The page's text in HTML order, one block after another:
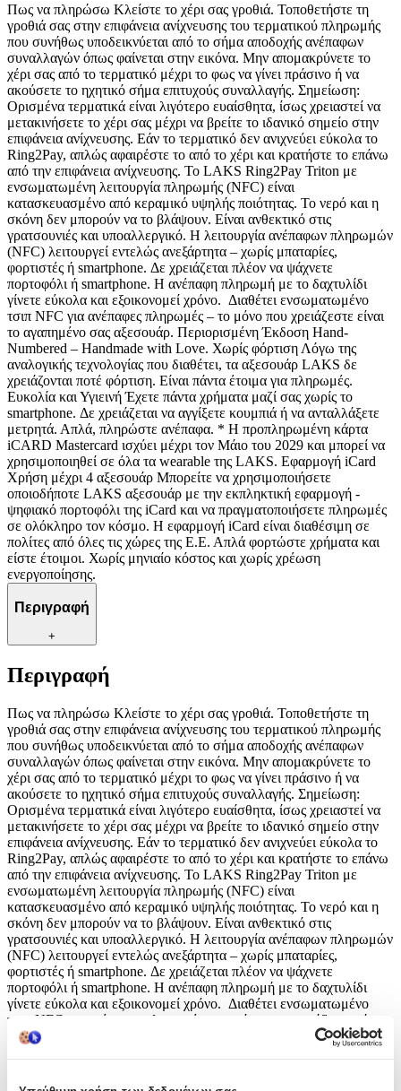
Πως να πληρώσω Κλείστε το χέρι σας γροθιά. Τοποθετήστε τη
γροθιά σας στην επιφάνεια ανίχνευσης του τερματικού πληρωμής
που συνήθως υποδεικνύεται από το σήμα αποδοχής ανέπαφων
συναλλαγών όπως φαίνεται στην εικόνα. Μην απομακρύνετε το
χέρι σας από το τερματικό μέχρι το φως να γίνει πράσινο ή να
ακούσετε το ηχητικό σήμα επιτυχούς συναλλαγής. Σημείωση:
Ορισμένα τερματικά είναι λιγότερο ευαίσθητα, ίσως χρειαστεί να
μετακινήσετε το χέρι σας μέχρι να βρείτε το ιδανικό σημείο στην
επιφάνεια ανίχνευσης. Εάν το τερματικό δεν ανιχνεύει εύκολα το
Ring2Pay, απλώς αφαιρέστε το από το χέρι και κρατήστε το επάνω
από την επιφάνεια ανίχνευσης. Το LAKS Ring2Pay Triton με
ενσωματωμένη λειτουργία πληρωμής (NFC) είναι
κατασκευασμένο από κεραμικό υψηλής ποιότητας. Το νερό και η
σκόνη δεν μπορούν να το βλάψουν. Είναι ανθεκτικό στις
γρατσουνιές και υποαλλεργικό. Η λειτουργία ανέπαφων πληρωμών
(NFC) λειτουργεί εντελώς ανεξάρτητα – χωρίς μπαταρίες,
φορτιστές ή smartphone. Δε χρειάζεται πλέον να ψάχνετε
πορτοφόλι ή smartphone. Η ανέπαφη πληρωμή με το δαχτυλίδι
γίνετε εύκολα και εξοικονομεί χρόνο. Διαθέτει ενσωματωμένο
τσιπ NFC για ανέπαφες πληρωμές – το μόνο που χρειάζεστε είναι
το αγαπημένο σας αξεσουάρ. Περιορισμένη Έκδοση Hand-
Numbered – Handmade with Love. Χωρίς φόρτιση Λόγω της
αναλογικής τεχνολογίας που διαθέτει, τα αξεσουάρ LAKS δε
χρειάζονται ποτέ φόρτιση. Είναι πάντα έτοιμα για πληρωμές.
Ευκολία και Υγιεινή Έχετε πάντα χρήματα μαζί σας χωρίς το
smartphone. Δε χρειάζεται να αγγίξετε κουμπιά ή να ανταλλάξετε
μετρητά. Απλά, πληρώστε ανέπαφα. * Η προπληρωμένη κάρτα
iCARD Mastercard ισχύει μέχρι τον Μάιο του 2029 και μπορεί να
χρησιμοποιηθεί σε όλα τα wearable της LAKS. Εφαρμογή iCard
Χρήση μέχρι 4 αξεσουάρ Μπορείτε να χρησιμοποιήσετε
οποιοδήποτε LAKS αξεσουάρ με την εκπληκτική εφαρμογή -
ψηφιακό πορτοφόλι της iCard και να πραγματοποιήσετε πληρωμές
σε ολόκληρο τον κόσμο. Η εφαρμογή iCard είναι διαθέσιμη σε
πολίτες από όλες τις χώρες της Ε.Ε. Απλά φορτώστε χρήματα και
είστε έτοιμοι. Χωρίς μηνιαίο κόστος και χωρίς χρέωση
ενεργοποίησης.
Περιγραφή
+
Περιγραφή
Πως να πληρώσω Κλείστε το χέρι σας γροθιά. Τοποθετήστε τη
γροθιά σας στην επιφάνεια ανίχνευσης του τερματικού πληρωμής
που συνήθως υποδεικνύεται από το σήμα αποδοχής ανέπαφων
συναλλαγών όπως φαίνεται στην εικόνα. Μην απομακρύνετε το
χέρι σας από το τερματικό μέχρι το φως να γίνει πράσινο ή να
ακούσετε το ηχητικό σήμα επιτυχούς συναλλαγής. Σημείωση:
Ορισμένα τερματικά είναι λιγότερο ευαίσθητα, ίσως χρειαστεί να
μετακινήσετε το χέρι σας μέχρι να βρείτε το ιδανικό σημείο στην
επιφάνεια ανίχνευσης. Εάν το τερματικό δεν ανιχνεύει εύκολα το
Ring2Pay, απλώς αφαιρέστε το από το χέρι και κρατήστε το επάνω
από την επιφάνεια ανίχνευσης. Το LAKS Ring2Pay Triton με
ενσωματωμένη λειτουργία πληρωμής (NFC) είναι
κατασκευασμένο από κεραμικό υψηλής ποιότητας. Το νερό και η
σκόνη δεν μπορούν να το βλάψουν. Είναι ανθεκτικό στις
γρατσουνιές και υποαλλεργικό. Η λειτουργία ανέπαφων πληρωμών
(NFC) λειτουργεί εντελώς ανεξάρτητα – χωρίς μπαταρίες,
φορτιστές ή smartphone. Δε χρειάζεται πλέον να ψάχνετε
πορτοφόλι ή smartphone. Η ανέπαφη πληρωμή με το δαχτυλίδι
γίνετε εύκολα και εξοικονομεί χρόνο. Διαθέτει ενσωματωμένο
τσιπ NFC για ανέπαφες πληρωμές – το μόνο που χρειάζεστε είναι
το αγαπημένο σας αξεσουάρ. Περιορισμένη Έκδοση Hand-
Numbered – Handmade with Love. Χωρίς φόρτιση Λόγω της
χρειάζονται ποτέ φόρτιση. Είναι πάντα έτοιμα για πληρωμές.